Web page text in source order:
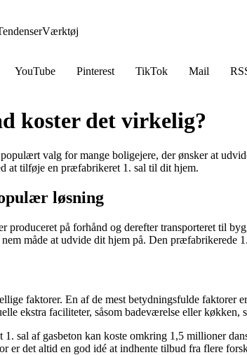
Værktøj
YouTube Pinterest TikTok Mail
koster det virkelig?
valg for mange boligejere, der ønsker at
at tilføje en præfabrikeret 1. sal til dit hjem.
løsning
på forhånd og derefter transporteret til
måde at udvide dit hjem på. Den præfabrikerede
faktorer. En af de mest betydningsfulde faktorer
ekstra faciliteter, såsom badeværelse eller køkken,
sal af gasbeton kan koste omkring 1,5 millioner
er det altid en god idé at indhente tilbud fra flere